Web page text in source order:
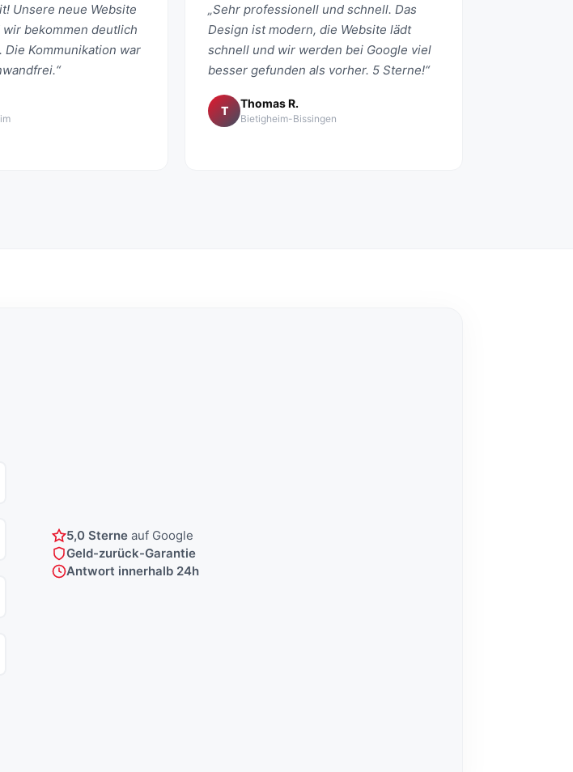
Unsere neue Website
bekommen deutlich
Die Kommunikation war
„Sehr professionell und schnell. Das
Design ist modern, die Website lädt
schnell und wir werden bei Google viel
besser gefunden als vorher. 5 Sterne!“
T
Thomas R.
Bietigheim-Bissingen
5,0 Sterne auf Google
Geld-zurück-Garantie
Antwort innerhalb 24h